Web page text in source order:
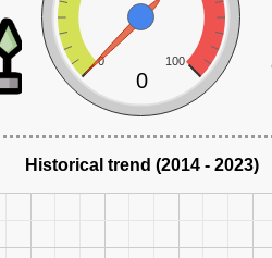
0 100
0
Historical trend (2014 - 2023)